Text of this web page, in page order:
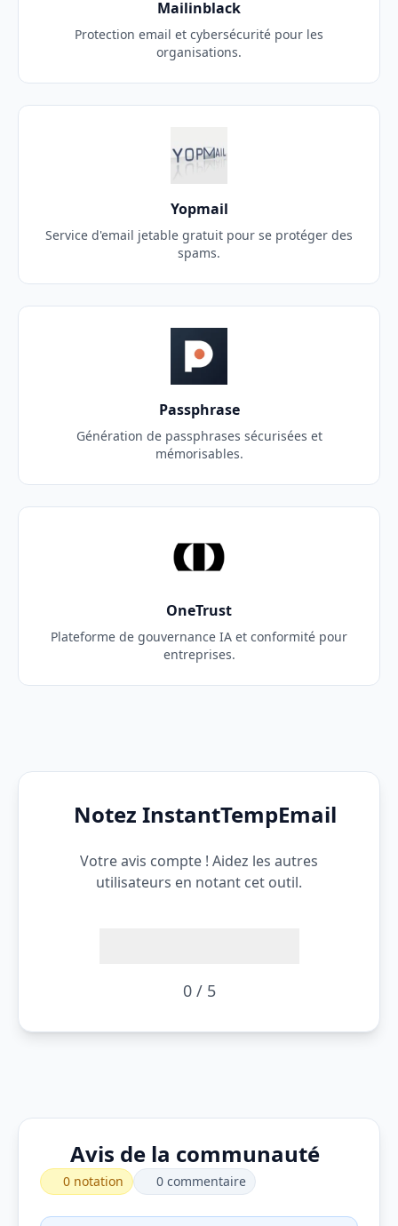
Mailinblack
Protection email et cybersécurité pour les
organisations.
Yopmail
Service d'email jetable gratuit pour se protéger des
spams.
Passphrase
Génération de passphrases sécurisées et
mémorisables.
OneTrust
Plateforme de gouvernance IA et conformité pour
entreprises.
Notez InstantTempEmail
Votre avis compte ! Aidez les autres
utilisateurs en notant cet outil.
0 / 5
Avis de la communauté
0 notation 0 commentaire